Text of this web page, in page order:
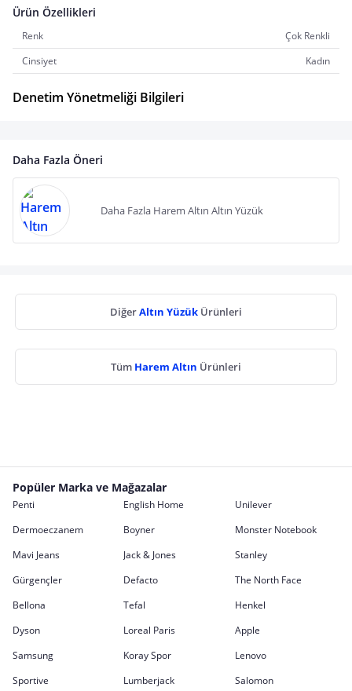
Ürün Özellikleri
Renk
Çok Renkli
Cinsiyet
Kadın
Denetim Yönetmeliği Bilgileri
Daha Fazla Öneri
Daha Fazla Harem Altın Altın Yüzük
DiğerAltın Yüzük Ürünleri
Tüm Harem Altın Ürünleri
Popüler Marka ve Mağazalar
Penti English Home
Unilever
Dermoeczanem
Boyner
Monster Notebook
Mavi Jeans
Jack & Jones
Stanley
Gürgençler
Defacto
The North Face
Bellona
Tefal
Henkel
Dyson
Loreal Paris
Apple
Samsung
Koray Spor
Lenovo
Sportive
Lumberjack Salomon